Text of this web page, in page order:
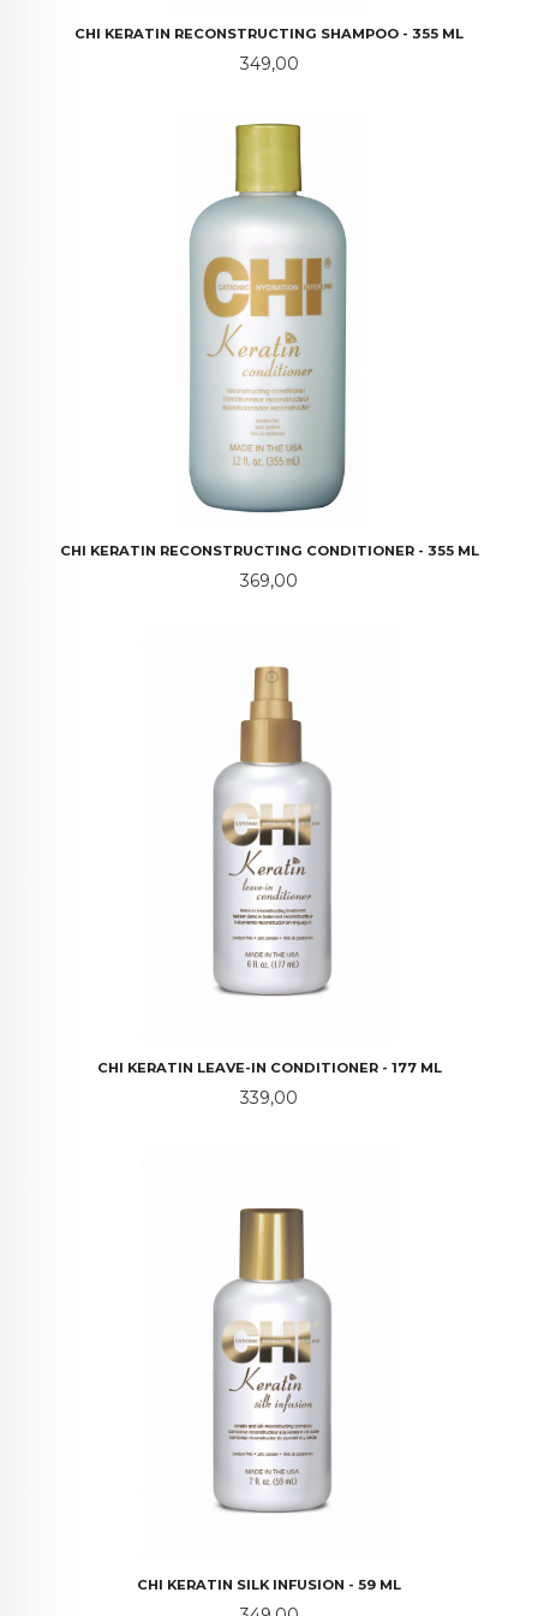
CHI KERATIN RECONSTRUCTING SHAMPOO - 355 ML
Pris
349,00
CHI KERATIN RECONSTRUCTING CONDITIONER - 355 ML
Pris
369,00
CHI KERATIN LEAVE-IN CONDITIONER - 177 ML
Pris
339,00
CHI KERATIN SILK INFUSION - 59 ML